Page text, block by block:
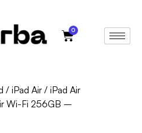
0
/iPad Air /iPad Air
Wi-Fi 256GB –